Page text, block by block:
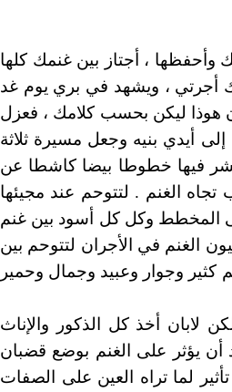
أرعى غنمك وأحفظها ، أجتاز بين غنمك كلها
أجرتي ، ويشهد في بري يوم غد
هوذا ليكن بحسب كلامك ، فعزل
أيدي بنيه وجعل مسيرة ثلاثة
فيها خطوطا بيضا كاشطا عن
الغنم . لتتوحم عند مجيئها
المخطط وكل كل أسود بين غنم
الغنم في الأجران لتتوحم بين
كثير وجوار وعبيد وجمال وحمير
لابان أخذ كل الذكور والإناث
أن يؤثر على الغنم بوضع قضبان
لما تراه العين على الصفات